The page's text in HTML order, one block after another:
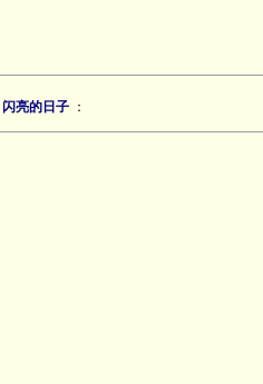
闪亮的日子 ：